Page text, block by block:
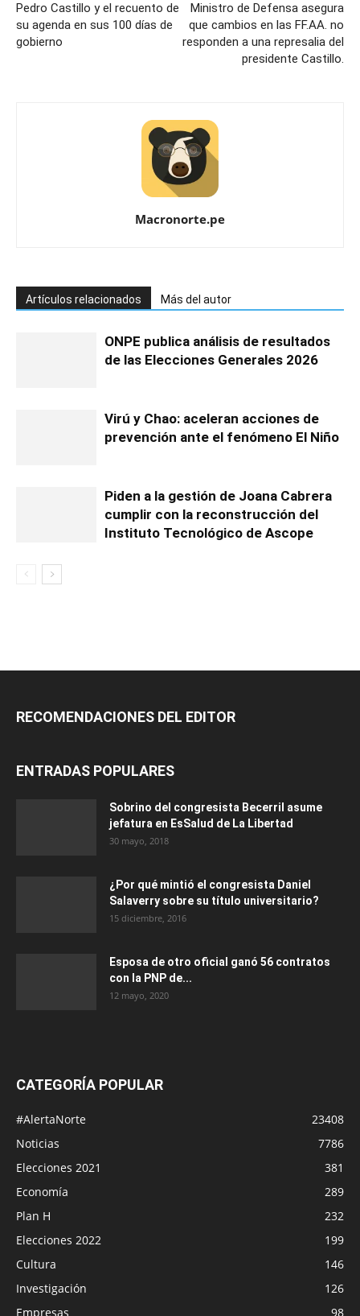
Pedro Castillo y el recuento de
su agenda en sus 100 días de
gobierno
Ministro de Defensa asegura
que cambios en las FF.AA. no
responden a una represalia del
presidente Castillo.
Macronorte.pe
Artículos relacionados Más del autor
ONPE publica análisis de resultados
de las Elecciones Generales 2026
Virú y Chao: aceleran acciones de
prevención ante el fenómeno El Niño
Piden a la gestión de Joana Cabrera
cumplir con la reconstrucción del
Instituto Tecnológico de Ascope
RECOMENDACIONES DEL EDITOR
ENTRADAS POPULARES
Sobrino del congresista Becerril asume
jefatura en EsSalud de La Libertad
30 mayo, 2018
¿Por qué mintió el congresista Daniel
Salaverry sobre su título universitario?
15 diciembre, 2016
Esposa de otro oficial ganó 56 contratos
con la PNP de...
12 mayo, 2020
CATEGORÍA POPULAR
#AlertaNorte
23408
Noticias
7786
Elecciones 2021
381
Economía
289
Plan H
232
Elecciones 2022
199
Cultura
146
Investigación
126
Empresas
98